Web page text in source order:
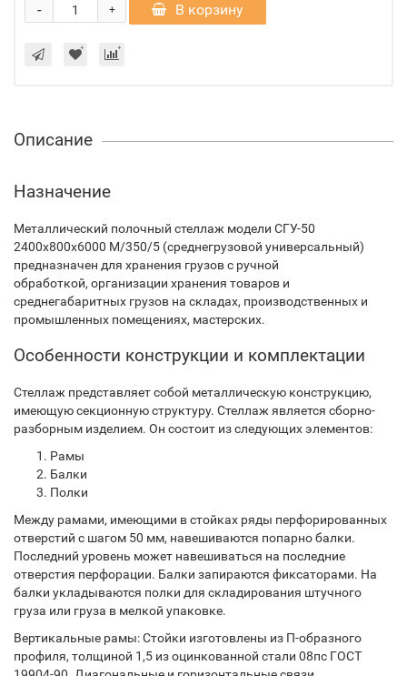
+
- В корзину
Описание
Назначение
Металлический полочный стеллаж модели СГУ-50
2400х800х6000 М/350/5 (среднегрузовой универсальный)
предназначен для хранения грузов с ручной
обработкой, организации хранения товаров и
среднегабаритных грузов на складах, производственных и
промышленных помещениях, мастерских.
Особенности конструкции и комплектации
Стеллаж представляет собой металлическую конструкцию,
имеющую секционную структуру. Стеллаж является сборно-
разборным изделием. Он состоит из следующих элементов:
Рамы
Балки
Полки
Между рамами, имеющими в стойках ряды перфорированных
отверстий с шагом 50 мм, навешиваются попарно балки.
Последний уровень может навешиваться на последние
отверстия перфорации. Балки запираются фиксаторами. На
балки укладываются полки для складирования штучного
груза или груза в мелкой упаковке.
Вертикальные рамы: Стойки изготовлены из П-образного
профиля, толщиной 1,5 из оцинкованной стали 08пс ГОСТ